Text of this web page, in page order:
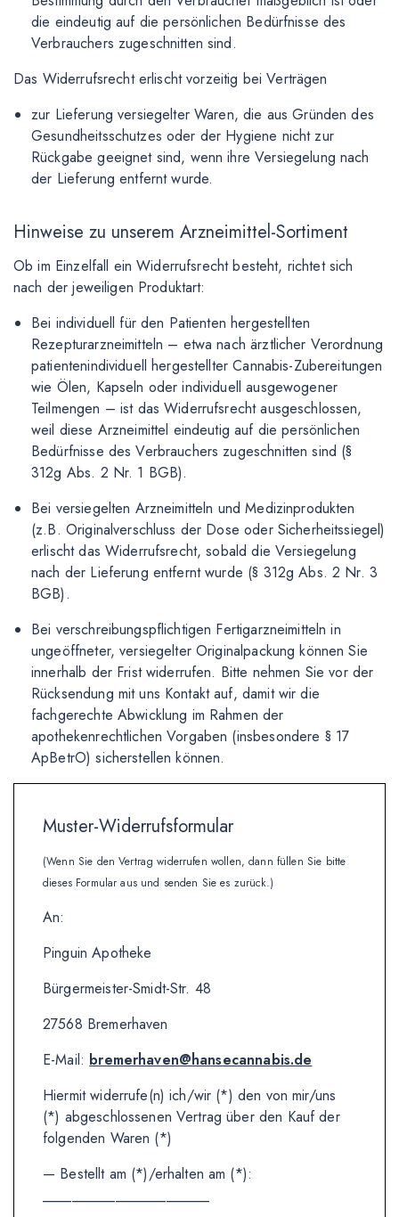
die eindeutig auf die persönlichen Bedürfnisse des
Verbrauchers zugeschnitten sind.
Das Widerrufsrecht erlischt vorzeitig bei Verträgen
zur Lieferung versiegelter Waren, die aus Gründen des
Gesundheitsschutzes oder der Hygiene nicht zur
Rückgabe geeignet sind, wenn ihre Versiegelung nach
der Lieferung entfernt wurde.
Hinweise zu unserem Arzneimittel-Sortiment
Ob im Einzelfall ein Widerrufsrecht besteht, richtet sich
nach der jeweiligen Produktart:
Bei individuell für den Patienten hergestellten
Rezepturarzneimitteln – etwa nach ärztlicher Verordnung
patientenindividuell hergestellter Cannabis-Zubereitungen
wie Ölen, Kapseln oder individuell ausgewogener
Teilmengen – ist das Widerrufsrecht ausgeschlossen,
weil diese Arzneimittel eindeutig auf die persönlichen
Bedürfnisse des Verbrauchers zugeschnitten sind (§
312g Abs. 2 Nr. 1 BGB).
Bei versiegelten Arzneimitteln und Medizinprodukten
(z.B. Originalverschluss der Dose oder Sicherheitssiegel)
erlischt das Widerrufsrecht, sobald die Versiegelung
nach der Lieferung entfernt wurde (§ 312g Abs. 2 Nr. 3
BGB).
Bei verschreibungspflichtigen Fertigarzneimitteln in
ungeöffneter, versiegelter Originalpackung können Sie
innerhalb der Frist widerrufen. Bitte nehmen Sie vor der
Rücksendung mit uns Kontakt auf, damit wir die
fachgerechte Abwicklung im Rahmen der
apothekenrechtlichen Vorgaben (insbesondere § 17
ApBetrO) sicherstellen können.
Muster-Widerrufsformular
(Wenn Sie den Vertrag widerrufen wollen, dann füllen Sie bitte
dieses Formular aus und senden Sie es zurück.)
An:
Pinguin Apotheke
Bürgermeister-Smidt-Str. 48
27568 Bremerhaven
E-Mail: bremerhaven@hansecannabis.de
Hiermit widerrufe(n) ich/wir (*) den von mir/uns
(*) abgeschlossenen Vertrag über den Kauf der
folgenden Waren (*)
— Bestellt am (*)/erhalten am (*):